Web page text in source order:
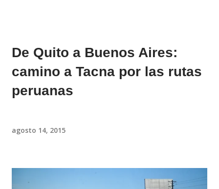
De Quito a Buenos Aires:
camino a Tacna por las rutas
peruanas
agosto 14, 2015